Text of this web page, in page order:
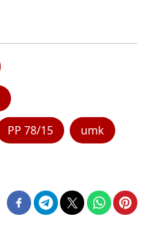
PP 78/15 umk